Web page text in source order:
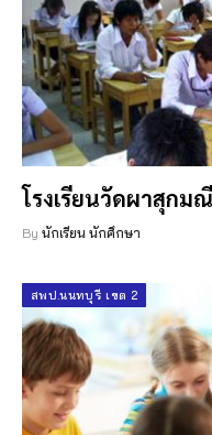
โรงเรียนวัดผาสุกม
By นักเรียน นักศึกษา
สพป.นนทบุรี เขต 2